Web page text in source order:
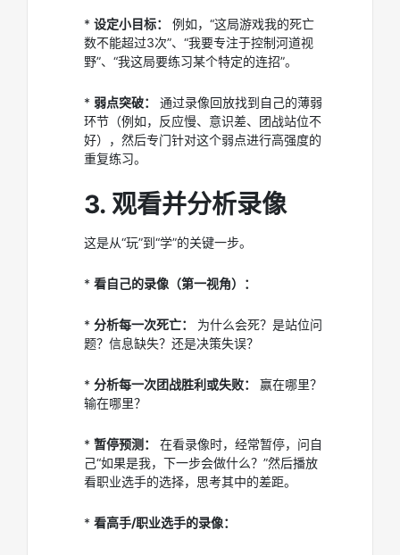
* 设定小目标：
例如，“这局游戏我的死亡
数不能超过3次”、“我要专注于控制河道视
野”、“我这局要练习某个特定的连招”。
* 弱点突破：
通过录像回放找到自己的薄弱
环节（例如，反应慢、意识差、团战站位不
好），然后专门针对这个弱点进行高强度的
重复练习。
3. 观看并分析录像
这是从“玩”到“学”的关键一步。
* 看自己的录像（第一视角）：
* 分析每一次死亡：
为什么会死？是站位问
题？信息缺失？还是决策失误？
* 分析每一次团战胜利或失败：
赢在哪里？
输在哪里？
* 暂停预测：
在看录像时，经常暂停，问自
己“如果是我，下一步会做什么？”然后播放
看职业选手的选择，思考其中的差距。
* 看高手/职业选手的录像：